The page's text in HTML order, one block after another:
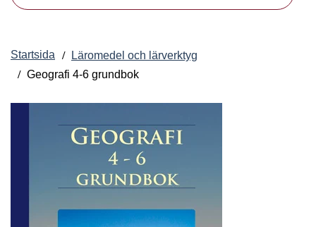
Startsida
Läromedel och lärverktyg
Geografi 4-6 grundbok